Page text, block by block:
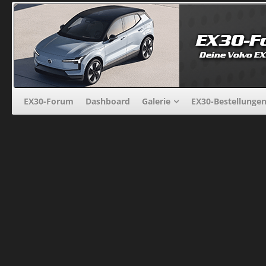
EX30-Forum Dashboard Galerie EX30-Bestellungen